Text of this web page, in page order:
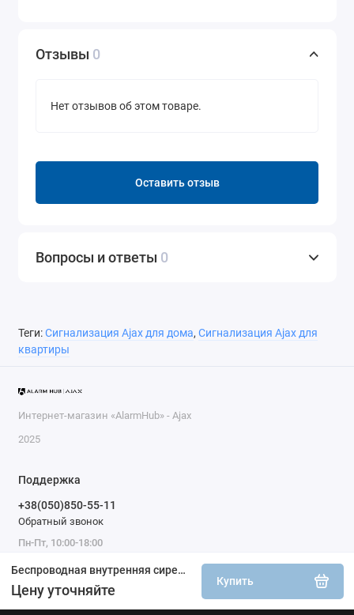
Беспроводная внутренняя сирена Ajax HomeSiren S черная
Цену уточняйте
Купить
Отзывы 0
Нет отзывов об этом товаре.
Оставить отзыв
Вопросы и ответы 0
Теги:Сигнализация Ajax для дома, Сигнализация Ajax для
квартиры
Интернет-магазин «AlarmHub» - Ajax
2025
Поддержка
+38(050)850-55-11
Обратный звонок
Пн-Пт, 10:00-18:00